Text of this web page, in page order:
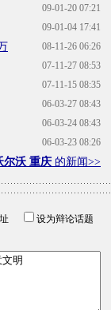
09-01-20 07:21
09-01-04 17:41
08-11-26 06:26
07-11-27 08:53
07-11-15 08:35
06-03-27 08:43
06-03-24 08:43
06-03-23 08:26
尔沃 重庆 的新闻>>
址
设为辩论话题